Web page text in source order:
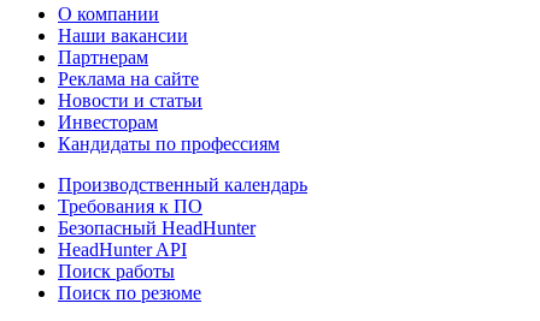
О компании
Наши вакансии
Партнерам
Реклама на сайте
Новости и статьи
Инвесторам
Кандидаты по профессиям
Производственный календарь
Требования к ПО
Безопасный HeadHunter
HeadHunter API
Поиск работы
Поиск по резюме